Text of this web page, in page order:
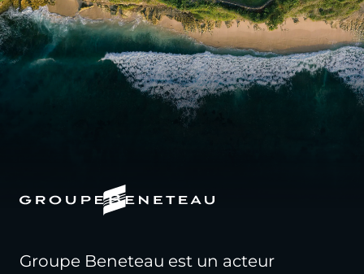
Groupe Beneteau est un acteur